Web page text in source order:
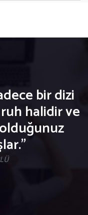
bir dizi
halidir ve